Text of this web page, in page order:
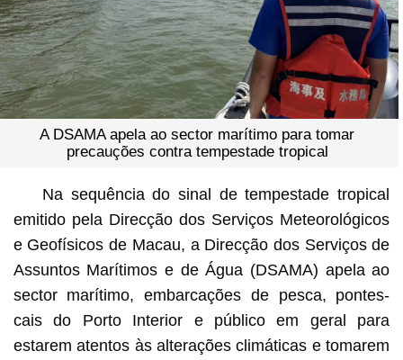
A DSAMA apela ao sector marítimo para tomar
precauções contra tempestade tropical
Na sequência do sinal de tempestade tropical
emitido pela Direcção dos Serviços Meteorológicos
e Geofísicos de Macau, a Direcção dos Serviços de
Assuntos Marítimos e de Água (DSAMA) apela ao
sector marítimo, embarcações de pesca, pontes-
cais do Porto Interior e público em geral para
estarem atentos às alterações climáticas e tomarem